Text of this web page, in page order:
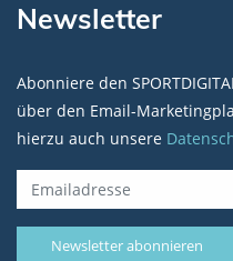
Newsletter
Abonniere den
über den Email-
hierzu auch unsere